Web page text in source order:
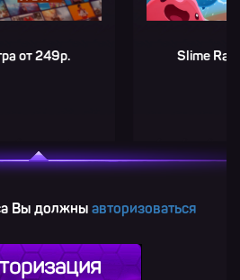
249р. Slime Rancher
Вы должны авторизоваться